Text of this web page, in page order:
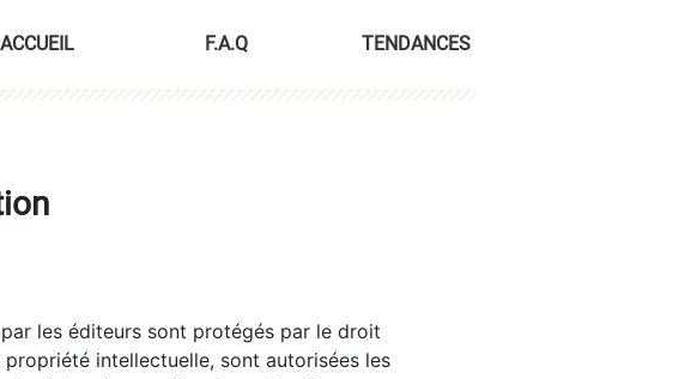
ACCUEIL F.A.Q TENDANCES
les éditeurs sont protégés par le droit
intellectuelle, sont autorisées les